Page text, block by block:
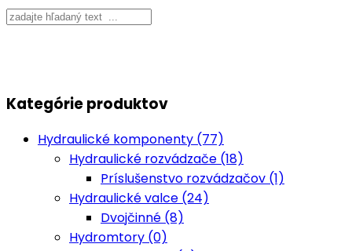
Kategórie produktov
Hydraulické komponenty (77)
Hydraulické rozvádzače (18)
Príslušenstvo rozvádzačov (1)
Hydraulické valce (24)
Dvojčinné (8)
Hydromtory (0)